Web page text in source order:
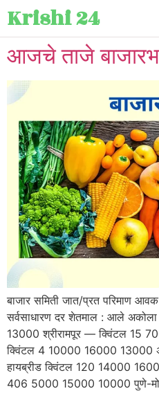
Krishi 24
आजचे ताजे
बाजार समिती जात/प्रत परिमाण
सर्वसाधारण दर शेतमाल : आले
13000 श्रीरामपूर — क्विंटल 15
क्विंटल 4 10000 16000 13000
हायब्रीड क्विंटल 120 14000
406 5000 15000 10000 पुणे-